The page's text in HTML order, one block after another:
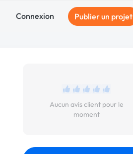
Connexion Publier un projet
Aucun avis client pour le
moment